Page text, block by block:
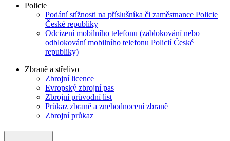
Policie
Podání stížnosti na příslušníka či zaměstnance Policie
České republiky
Odcizení mobilního telefonu (zablokování nebo
odblokování mobilního telefonu Policií České
republiky)
Zbraně a střelivo
Zbrojní licence
Evropský zbrojní pas
Zbrojní průvodní list
Průkaz zbraně a znehodnocení zbraně
Zbrojní průkaz